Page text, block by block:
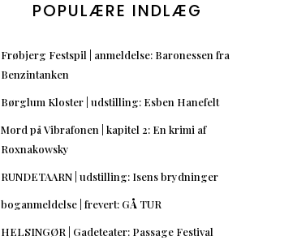
POPULÆRE INDLÆG
Frøbjerg Festspil | anmeldelse: Baronessen fra
Benzintanken
Børglum Kloster | udstilling: Esben Hanefelt
Mord på Vibrafonen | kapitel 2: En krimi af
Roxnakowsky
RUNDETAARN | udstilling: Isens brydninger
boganmeldelse | frevert: GÅ TUR
HELSINGØR | Gadeteater: Passage Festival